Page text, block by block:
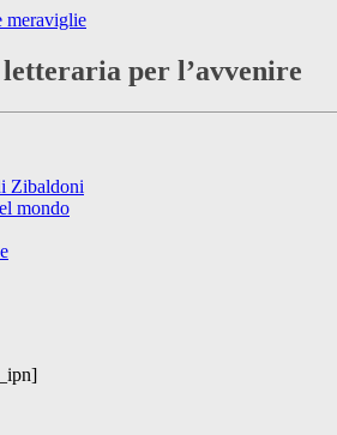
per l’avvenire
Zibaldoni
mondo